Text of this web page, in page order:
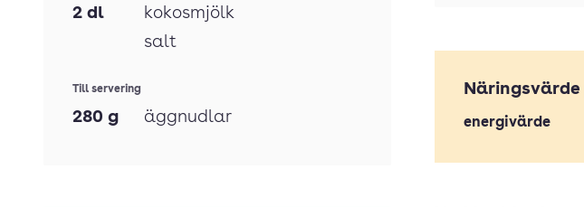
2 dl
kokosmjölk
salt
Till servering
280 g äggnudlar energivärde